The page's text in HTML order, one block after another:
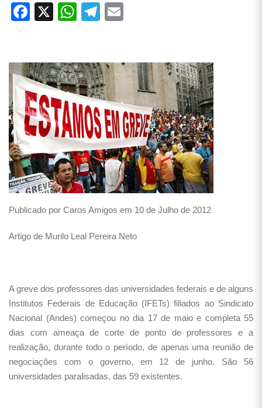
Facebook
X WhatsApp
Telegram
Publicado por Caros Amigos em 10 de Julho de 2012
Artigo de Murilo Leal Pereira Neto
A greve dos professores das universidades federais e de alguns
Institutos Federais de Educação (IFETs) filiados ao Sindicato
Nacional (Andes) começou no dia 17 de maio e completa 55
dias com ameaça de corte de ponto de professores e a
realização, durante todo o período, de apenas uma reunião de
negociações com o governo, em 12 de junho. São 56
universidades paralisadas, das 59 existentes.